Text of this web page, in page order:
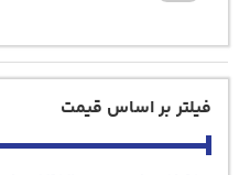
فیلتر بر اساس قیمت